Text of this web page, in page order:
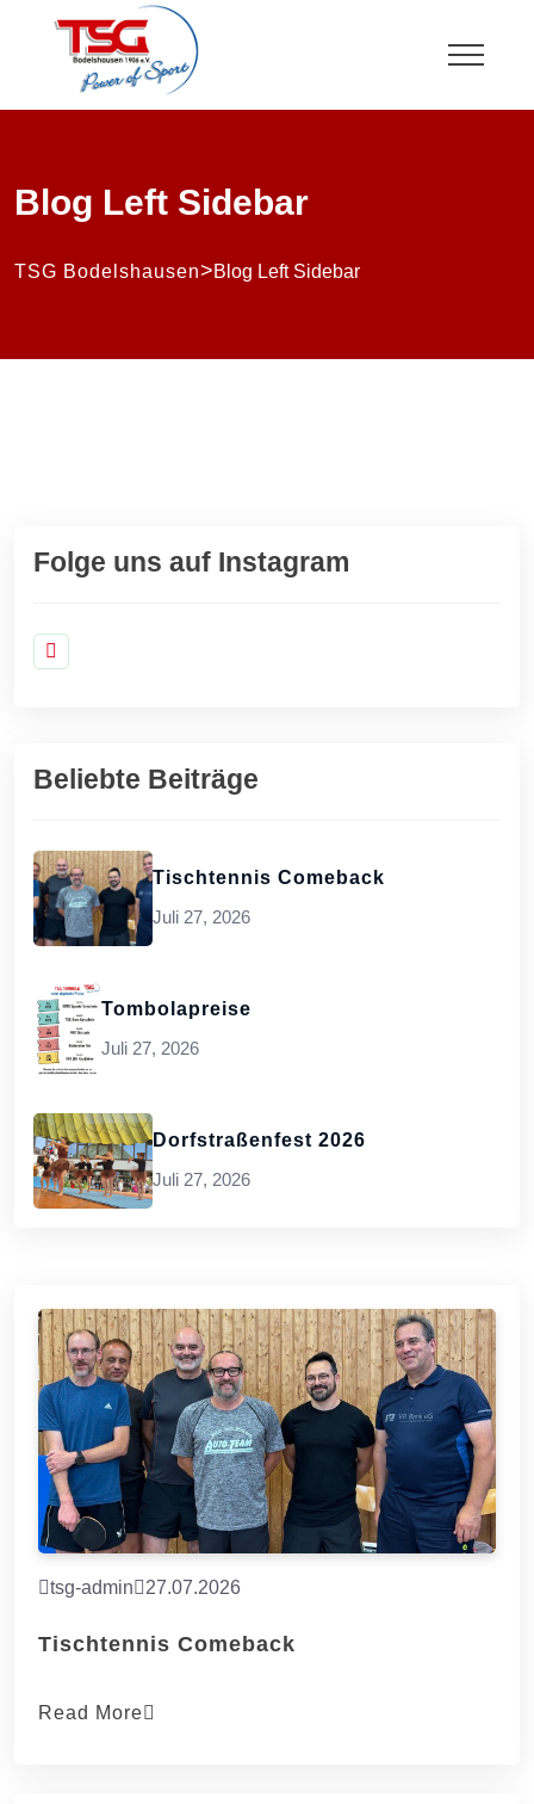
Blog Left Sidebar
TSG Bodelshausen>Blog Left Sidebar
Folge uns auf Instagram
Beliebte Beiträge
Tischtennis Comeback
Juli 27, 2026
Tombolapreise
Juli 27, 2026
Dorfstraßenfest 2026
Juli 27, 2026
tsg-admin 27.07.2026
Tischtennis Comeback
Read More